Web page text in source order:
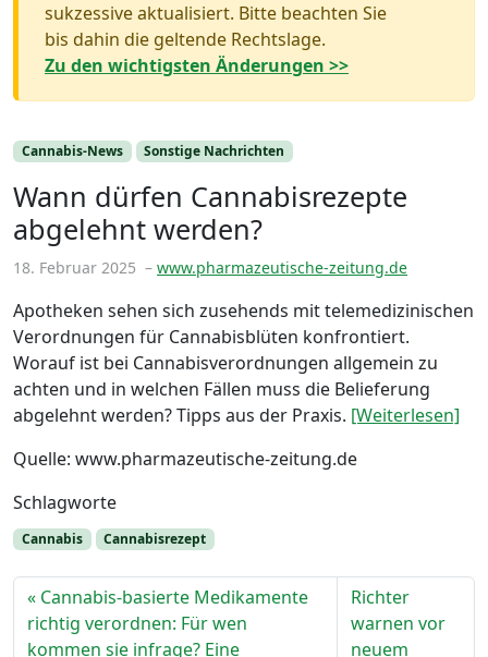
sukzessive aktualisiert. Bitte beachten Sie
bis dahin die geltende Rechtslage.
Zu den wichtigsten Änderungen >>
Cannabis-News Sonstige Nachrichten
Wann dürfen Cannabisrezepte
abgelehnt werden?
18. Februar 2025 – www.pharmazeutische-zeitung.de
Apotheken sehen sich zusehends mit telemedizinischen
Verordnungen für Cannabisblüten konfrontiert.
Worauf ist bei Cannabisverordnungen allgemein zu
achten und in welchen Fällen muss die Belieferung
abgelehnt werden? Tipps aus der Praxis. [Weiterlesen]
Quelle: www.pharmazeutische-zeitung.de
Schlagworte
Cannabis Cannabisrezept
Cannabis-basierte Medikamente
richtig verordnen: Für wen
kommen sie infrage? Eine
Richter
warnen vor
neuem